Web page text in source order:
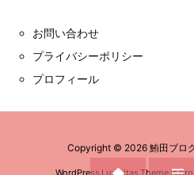
お問い合わせ
プライバシーポリシー
プロフィール
Copyright © 2026 鮪田ブロ
WordPress Luxeritas Theme is